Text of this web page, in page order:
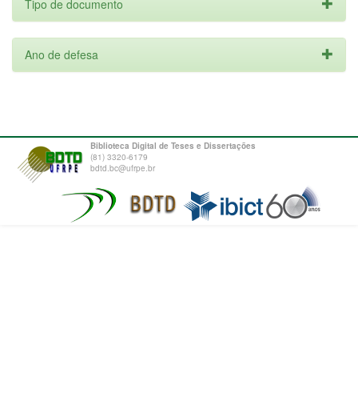
Tipo de documento
Ano de defesa
Biblioteca Digital de Teses e Dissertações
(81) 3320-6179
bdtd.bc@ufrpe.br